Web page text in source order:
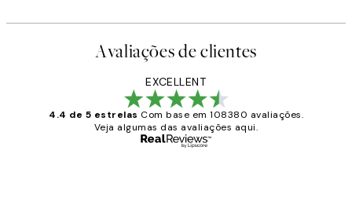
Avaliações de clientes
EXCELLENT
4.4 de 5 estrelas Com base em 108380 avaliações.
Veja algumas das avaliações aqui.